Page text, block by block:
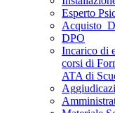
Esperto
DPO
Incarico di
corsi di
ATA di